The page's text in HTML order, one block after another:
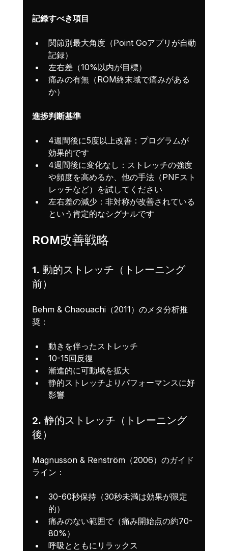
記録すべき項目
関節別最大角度（Point Goアプリが自動
記録）
左右差（10%以内が目標）
痛みの有無（ROM終末域で痛みがある
か）
進捗判断基準
4週間後に5度以上改善：プログラムが
効果的です
4週間後に変化なし：ストレッチの強度
や頻度を高めるか、他の手法（PNFスト
レッチなど）を試してください
左右差の減少：非対称が改善されている
という肯定的なシグナルです
ROM改善戦略
1. 動的ストレッチ（トレーニング
前）
Behm & Chaouachi（2011）のメタ分析推
奨：
動きを伴ったストレッチ
10-15回反復
漸進的に可動域を拡大
静的ストレッチよりパフォーマンスに好
影響
2. 静的ストレッチ（トレーニング
後）
Magnusson & Renström（2006）のガイド
ライン：
30-60秒保持（30秒未満は効果が限定
的）
痛みのない範囲で（痛み開始点の約70-
80%）
呼吸とともにリラックス